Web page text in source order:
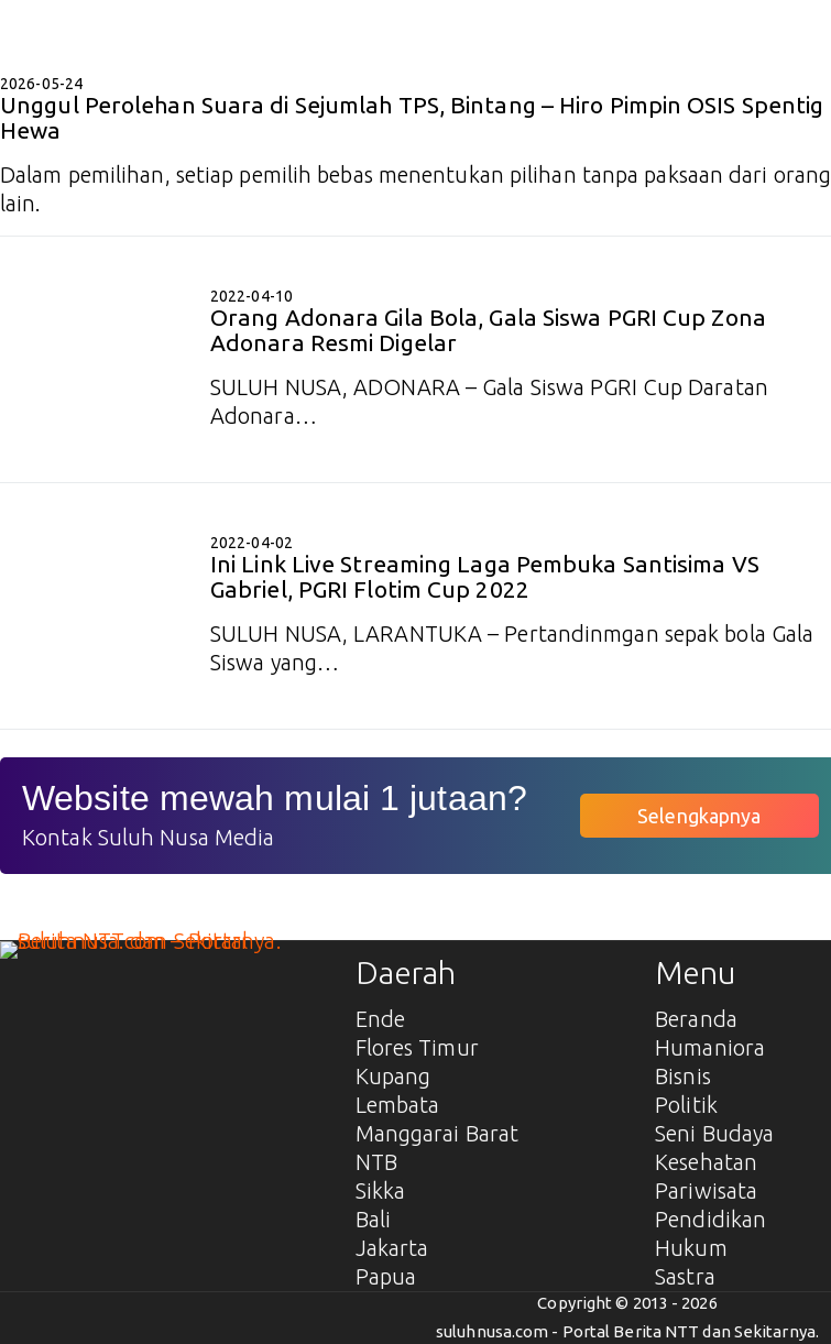
2026-05-24
Unggul Perolehan Suara di Sejumlah TPS, Bintang – Hiro Pimpin OSIS Spentig
Hewa
Dalam pemilihan, setiap pemilih bebas menentukan pilihan tanpa paksaan dari orang
lain.
2022-04-10
Orang Adonara Gila Bola, Gala Siswa PGRI Cup Zona
Adonara Resmi Digelar
SULUH NUSA, ADONARA – Gala Siswa PGRI Cup Daratan
Adonara…
2022-04-02
Ini Link Live Streaming Laga Pembuka Santisima VS
Gabriel, PGRI Flotim Cup 2022
SULUH NUSA, LARANTUKA – Pertandinmgan sepak bola Gala
Siswa yang…
Website mewah mulai 1 jutaan?
Kontak Suluh Nusa Media
Selengkapnya
Daerah
Ende
Flores Timur
Kupang
Lembata
Manggarai Barat
NTB
Sikka
Bali
Jakarta
Papua
Menu
Beranda
Humaniora
Bisnis
Politik
Seni Budaya
Kesehatan
Pariwisata
Pendidikan
Hukum
Sastra
Copyright © 2013 - 2026
suluhnusa.com - Portal Berita NTT dan Sekitarnya.